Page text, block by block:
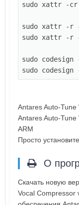
sudo xattr -cr
sudo xattr -r -
sudo xattr -r -
sudo
sudo
Antares Auto-Tune
Antares Auto-
ARM
Просто установите
О
Скачать новую
Vocal Compressor